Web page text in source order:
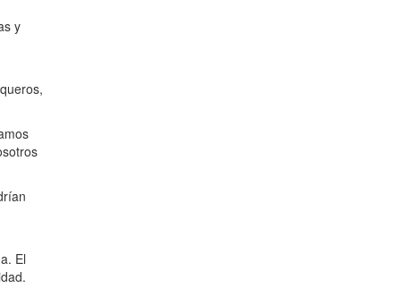
y
El